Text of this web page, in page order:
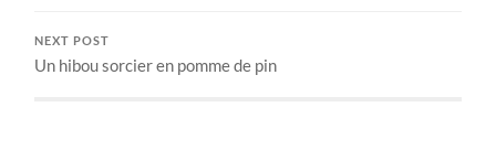
NEXT POST
Un hibou sorcier en pomme de pin